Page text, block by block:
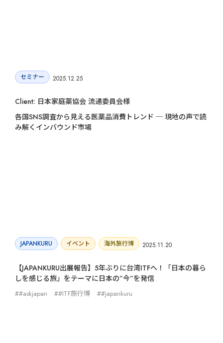
セミナー 2025.12.25
Client: 日本家庭薬協会 流通委員会様
各国SNS調査から見える医薬品消費トレンド ─ 現地の声で読
み解くインバウンド市場
JAPANKURU イベント 海外旅行博 2025.11.20
【JAPANKURU出展報告】5年ぶりに台湾ITFへ！「日本の暮ら
しを感じる旅」をテーマに日本の”今”を発信
#askjapan #ITF旅行博 #japankuru